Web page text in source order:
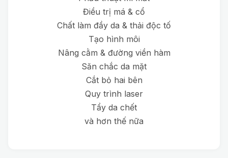
Điều trị má & cổ
Chất làm đầy da & thải độc tố
Tạo hình môi
Nâng cằm & đường viền hàm
Săn chắc da mặt
Cắt bỏ hai bên
Quy trình laser
Tẩy da chết
và hơn thế nữa